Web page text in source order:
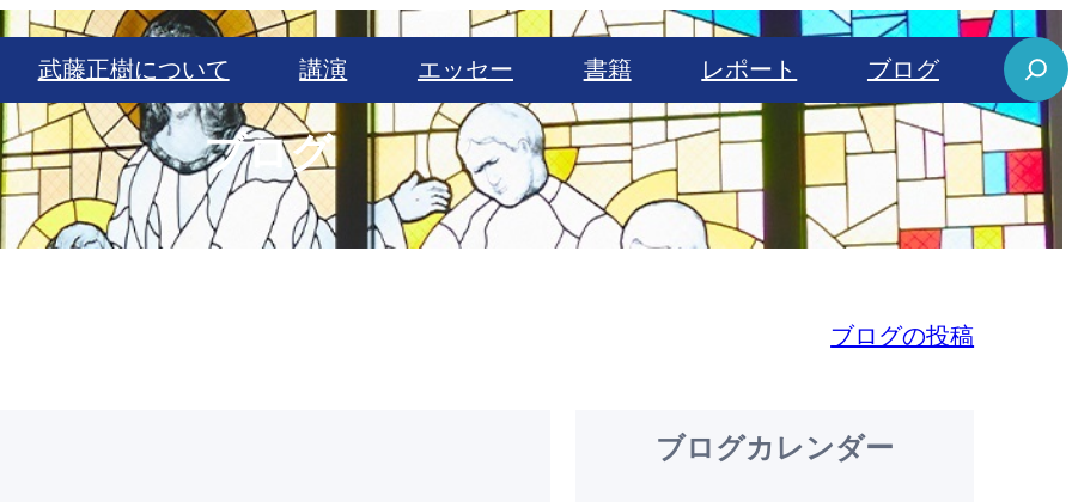
武藤正樹について 講演 エッセー 書籍 レポート ブログ
S
e
a
r
c
ブログ
ブログの投稿
ブログカレンダー